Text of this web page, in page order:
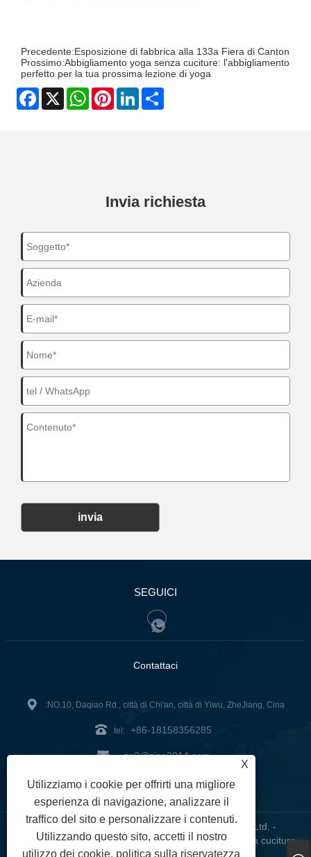
Precedente:Esposizione di fabbrica alla 133a Fiera di Canton
Prossimo:Abbigliamento yoga senza cuciture: l'abbigliamento
perfetto per la tua prossima lezione di yoga
Facebook
X WhatsAppPinterestLinkedIn
Invia richiesta
invia
SEGUICI
Contattaci
:NO.10, Daqiao Rd., città di Chi'an, città di Yiwu, ZheJiang, Cina
tel: +86-18158356285
: zg2@zjzg2014.com
Fax: +86-579-89979099
Copyright © 2024 ZheJiangZhuoGu Clothing Co., Ltd. -
Abbigliamento da yoga senza cuciture, reggiseno senza cuciture,
leggings senza cuciture - Tutti i diritti riservati
X
Utilizziamo i cookie per offrirti una migliore
esperienza di navigazione, analizzare il
traffico del sito e personalizzare i contenuti.
Utilizzando questo sito, accetti il ​​nostro
utilizzo dei cookie. politica sulla riservatezza